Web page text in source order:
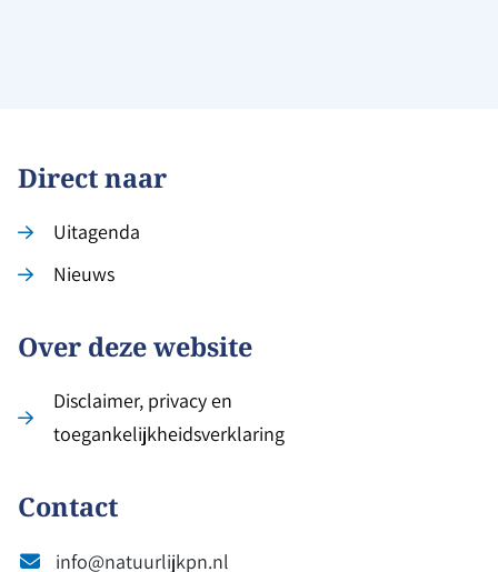
Direct naar
Uitagenda
Nieuws
Over deze website
Disclaimer, privacy en
toegankelijkheidsverklaring
Contact
info@natuurlijkpn.nl